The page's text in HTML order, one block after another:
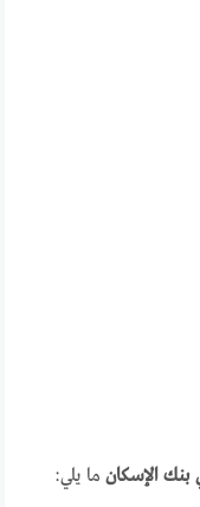
بنك الإسكان ما يلي: